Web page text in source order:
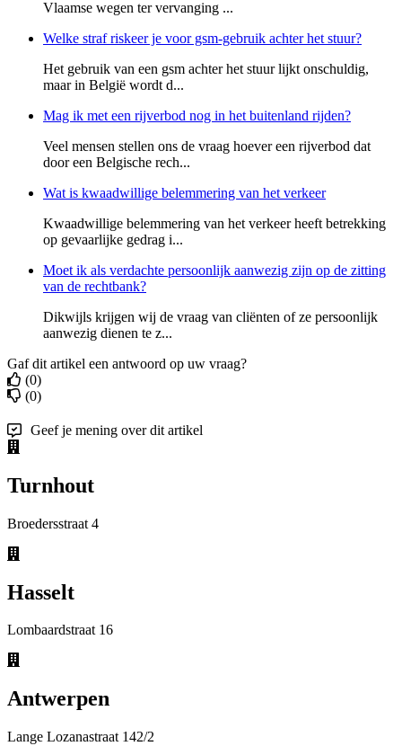
Vlaamse wegen ter vervanging ...
Welke straf riskeer je voor gsm-gebruik achter het stuur?
Het gebruik van een gsm achter het stuur lijkt onschuldig,
maar in België wordt d...
Mag ik met een rijverbod nog in het buitenland rijden?
Veel mensen stellen ons de vraag hoever een rijverbod dat
door een Belgische rech...
Wat is kwaadwillige belemmering van het verkeer
Kwaadwillige belemmering van het verkeer heeft betrekking
op gevaarlijke gedrag i...
Moet ik als verdachte persoonlijk aanwezig zijn op de zitting
van de rechtbank?
Dikwijls krijgen wij de vraag van cliënten of ze persoonlijk
aanwezig dienen te z...
Gaf dit artikel een antwoord op uw vraag?
(0)
(0)
Geef je mening over dit artikel
Turnhout
Broedersstraat 4
Hasselt
Lombaardstraat 16
Antwerpen
Lange Lozanastraat 142/2